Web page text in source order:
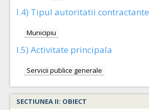
I.4) Tipul autoritatii contractante
Municipiu
I.5) Activitate principala
Servicii publice generale
SECTIUNEA II: OBIECT